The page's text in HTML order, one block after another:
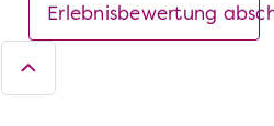
Erlebnisbewertung